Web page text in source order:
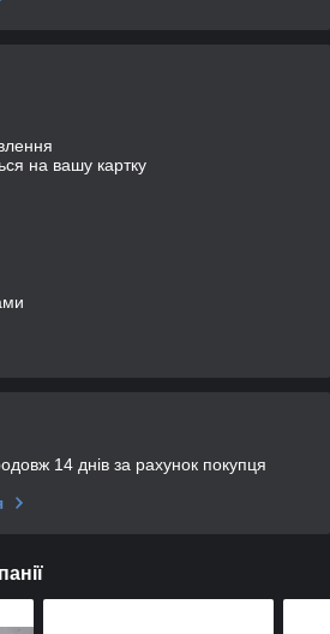
на вашу картку
14 днів за рахунок покупця